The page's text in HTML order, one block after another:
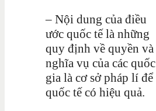
– Nội dung của điều
ước quốc tế là những
quy định về quyền và
nghĩa vụ của các quốc
gia là cơ sở pháp lí để
quốc tế có hiệu quả.